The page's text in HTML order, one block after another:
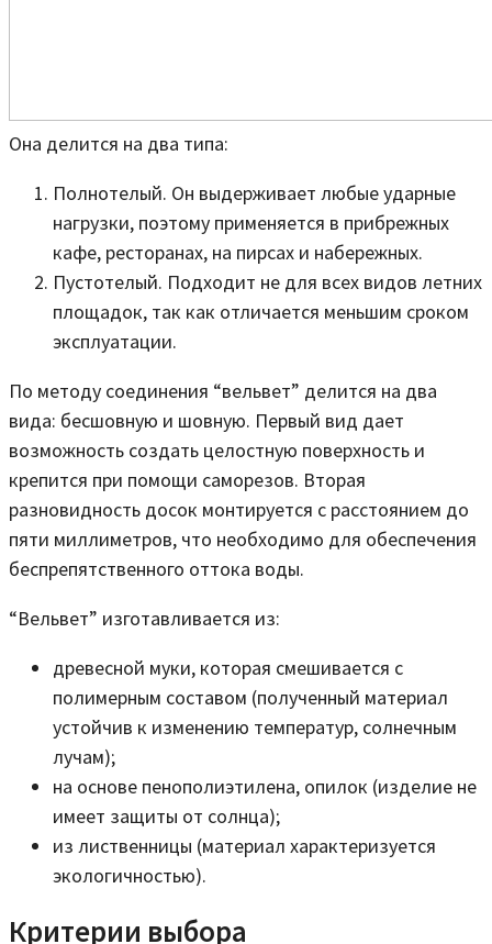
Она делится на два типа:
Полнотелый. Он выдерживает любые ударные
нагрузки, поэтому применяется в прибрежных
кафе, ресторанах, на пирсах и набережных.
Пустотелый. Подходит не для всех видов летних
площадок, так как отличается меньшим сроком
эксплуатации.
По методу соединения “вельвет” делится на два
вида: бесшовную и шовную. Первый вид дает
возможность создать целостную поверхность и
крепится при помощи саморезов. Вторая
разновидность досок монтируется с расстоянием до
пяти миллиметров, что необходимо для обеспечения
беспрепятственного оттока воды.
“Вельвет” изготавливается из:
древесной муки, которая смешивается с
полимерным составом (полученный материал
устойчив к изменению температур, солнечным
лучам);
на основе пенополиэтилена, опилок (изделие не
имеет защиты от солнца);
из лиственницы (материал характеризуется
экологичностью).
Критерии выбора